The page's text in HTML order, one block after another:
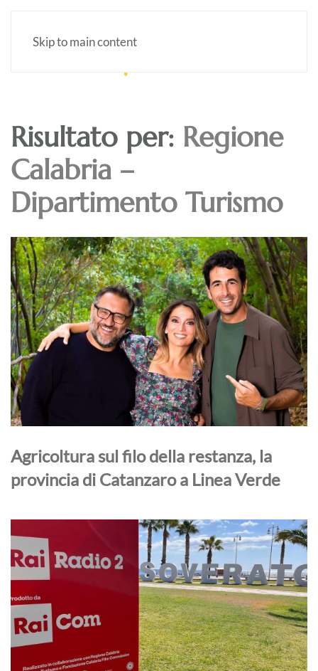
Skip to main content
Risultato per: Regione
Calabria –
Dipartimento Turismo
Agricoltura sul filo della restanza, la
provincia di Catanzaro a Linea Verde